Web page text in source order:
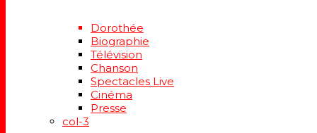
Dorothée
Biographie
Télévision
Chanson
Spectacles Live
Cinéma
Presse
col-3